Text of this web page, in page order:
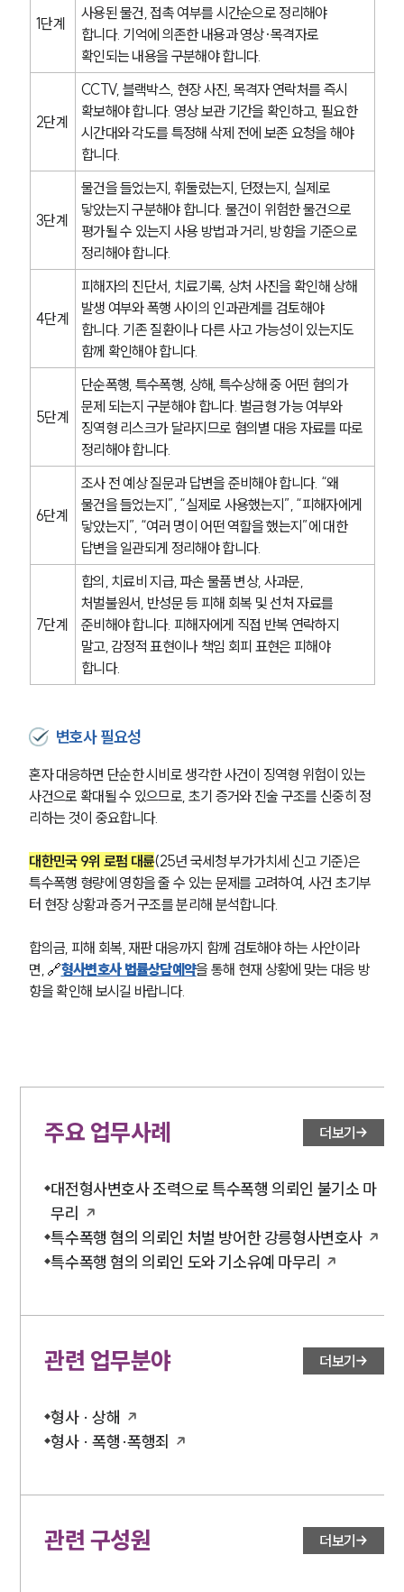
전체
구성원 소개
형사전문변호사
언론보도
공지사항
법률 블로그
뉴스레터/브로슈어
세미나
대륜법률상담예약
대륜법률상담예약
1단계
사용된 물건, 접촉 여부를 시간순으로 정리해야
합니다. 기억에 의존한 내용과 영상·목격자로
확인되는 내용을 구분해야 합니다.
2단계
CCTV, 블랙박스, 현장 사진, 목격자 연락처를 즉시
확보해야 합니다. 영상 보관 기간을 확인하고, 필요한
시간대와 각도를 특정해 삭제 전에 보존 요청을 해야
합니다.
3단계
물건을 들었는지, 휘둘렀는지, 던졌는지, 실제로
닿았는지 구분해야 합니다. 물건이 위험한 물건으로
평가될 수 있는지 사용 방법과 거리, 방향을 기준으로
정리해야 합니다.
4단계
피해자의 진단서, 치료기록, 상처 사진을 확인해 상해
발생 여부와 폭행 사이의 인과관계를 검토해야
합니다. 기존 질환이나 다른 사고 가능성이 있는지도
함께 확인해야 합니다.
5단계
단순폭행, 특수폭행, 상해, 특수상해 중 어떤 혐의가
문제 되는지 구분해야 합니다. 벌금형 가능 여부와
징역형 리스크가 달라지므로 혐의별 대응 자료를 따로
정리해야 합니다.
6단계
조사 전 예상 질문과 답변을 준비해야 합니다. “왜
물건을 들었는지”, “실제로 사용했는지”, “피해자에게
닿았는지”, “여러 명이 어떤 역할을 했는지”에 대한
답변을 일관되게 정리해야 합니다.
7단계
합의, 치료비 지급, 파손 물품 변상, 사과문,
처벌불원서, 반성문 등 피해 회복 및 선처 자료를
준비해야 합니다. 피해자에게 직접 반복 연락하지
말고, 감정적 표현이나 책임 회피 표현은 피해야
합니다.
변호사 필요성
혼자 대응하면 단순한 시비로 생각한 사건이 징역형 위험이 있는
사건으로 확대될 수 있으므로, 초기 증거와 진술 구조를 신중히 정
리하는 것이 중요합니다.
대한민국 9위 로펌 대륜(25년 국세청 부가가치세 신고 기준)은
특수폭행 형량에 영향을 줄 수 있는 문제를 고려하여, 사건 초기부
터 현장 상황과 증거 구조를 분리해 분석합니다.
합의금, 피해 회복, 재판 대응까지 함께 검토해야 하는 사안이라
면, 🔗형사변호사 법률상담예약을 통해 현재 상황에 맞는 대응 방
향을 확인해 보시길 바랍니다.
주요 업무사례 더보기
대전형사변호사 조력으로 특수폭행 의뢰인 불기소 마
무리
특수폭행 혐의 의뢰인 처벌 방어한 강릉형사변호사
특수폭행 혐의 의뢰인 도와 기소유예 마무리
관련 업무분야 더보기
형사 · 상해
형사 · 폭행·폭행죄
관련 구성원 더보기